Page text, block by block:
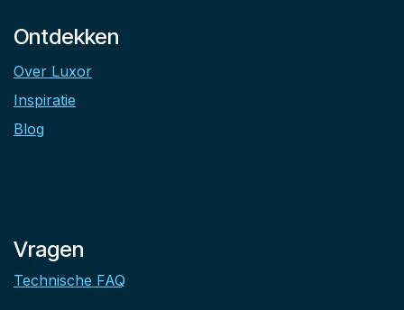
Ontdekken
Over Luxor
Inspiratie
Blog
Vragen
Technische FAQ